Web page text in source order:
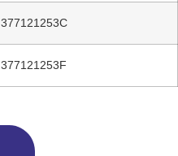
377121253C
377121253F